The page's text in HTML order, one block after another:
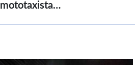
mototaxista…